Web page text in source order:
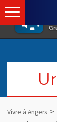
×
Vivre à Angers